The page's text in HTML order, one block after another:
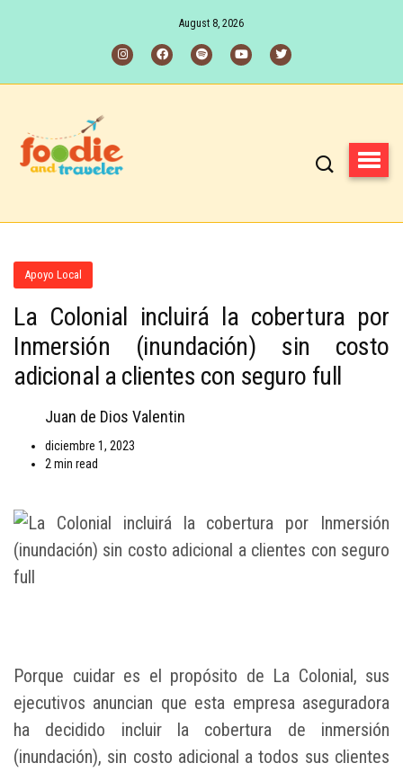
August 8, 2026
Apoyo Local
La Colonial incluirá la cobertura por
Inmersión (inundación) sin costo
adicional a clientes con seguro full
Juan de Dios Valentin
diciembre 1, 2023
2 min read
Porque cuidar es el propósito de La Colonial, sus
ejecutivos anuncian que esta empresa aseguradora
ha decidido incluir la cobertura de inmersión
(inundación), sin costo adicional a todos sus clientes